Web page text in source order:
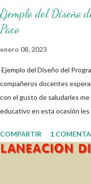
Ejemplo del Diseño
Paco
enero 08, 2023
Ejemplo del Diseño del
compañeros docentes
con el gusto de saludarles
educativo en esta ocasión
fortalecer los procesos de
alumnos alcacen los niveles
diferentes materiales que
COMPARTIR 1